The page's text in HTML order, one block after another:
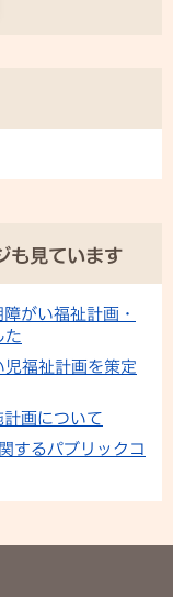
も見ています
がい福祉計画・
た
福祉計画を策定
画について
するパブリックコ